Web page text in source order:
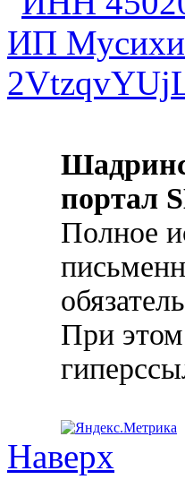
портал
Полное
При этом
Наверх